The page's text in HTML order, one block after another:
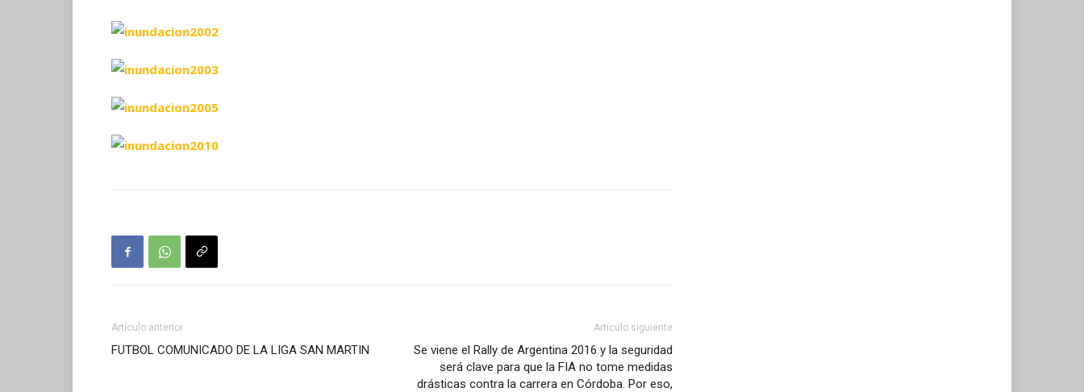
Artículo anterior
FUTBOL COMUNICADO DE LA LIGA SAN MARTIN
Artículo siguiente
Se viene el Rally de Argentina 2016 y la seguridad
será clave para que la FIA no tome medidas
drásticas contra la carrera en Córdoba. Por eso,